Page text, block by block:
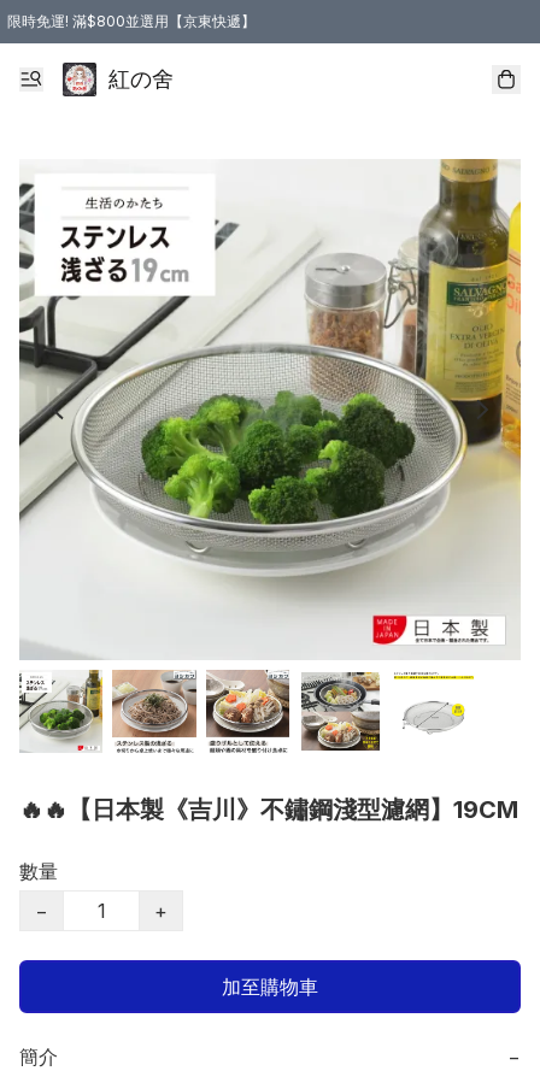
限時免運! 滿$800並選用【京東快遞】
紅の舍
🔥🔥【日本製《吉川》不鏽鋼淺型濾網】19CM
數量
−
+
加至購物車
簡介 −